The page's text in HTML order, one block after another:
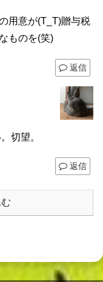
用意が(T_T)贈与税
ものを(笑)
返信
切望。
返信